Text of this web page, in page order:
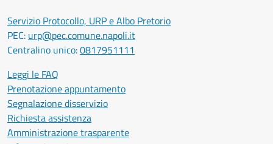
Servizio Protocollo, URP e Albo Pretorio
PEC: urp@pec.comune.napoli.it
Centralino unico:0817951111
Leggi le FAQ
Prenotazione appuntamento
Segnalazione disservizio
Richiesta assistenza
Amministrazione trasparente